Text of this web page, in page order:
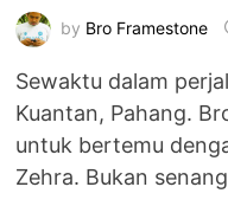
by Bro Framestone
Sewaktu dalam
Kuantan, Pahang.
untuk bertemu
Zehra. Bukan